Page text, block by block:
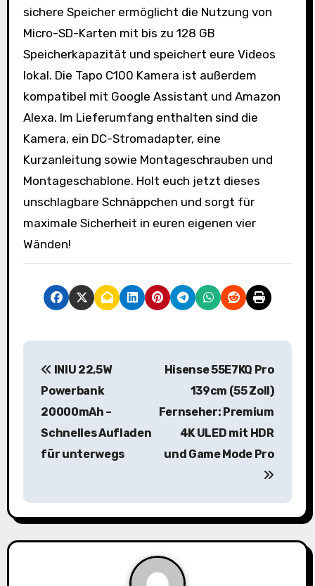
sichere Speicher ermöglicht die Nutzung von
Micro-SD-Karten mit bis zu 128 GB
Speicherkapazität und speichert eure Videos
lokal. Die Tapo C100 Kamera ist außerdem
kompatibel mit Google Assistant und Amazon
Alexa. Im Lieferumfang enthalten sind die
Kamera, ein DC-Stromadapter, eine
Kurzanleitung sowie Montageschrauben und
Montageschablone. Holt euch jetzt dieses
unschlagbare Schnäppchen und sorgt für
maximale Sicherheit in euren eigenen vier
Wänden!
B
a
g
INIU 22,5W
Powerbank
20000mAh –
Schnelles Aufladen
für unterwegs
Hisense 55E7KQ Pro
139cm (55 Zoll)
Fernseher: Premium
4K ULED mit HDR
und Game Mode Pro